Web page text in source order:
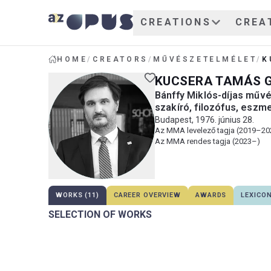
CREATIONS
HOME/ CREATORS / MŰVÉSZETELMÉLET/
KUCSERA TAMÁS
Bánffy Miklós-díjas
szakíró, filozófus,
Budapest, 1976. június 28.
Az MMA levelező tagja
Az MMA rendes tagja (2023–)
WORKS (11) CAREER OVERVIEW AWARDS LEXICON
SELECTION OF WORKS